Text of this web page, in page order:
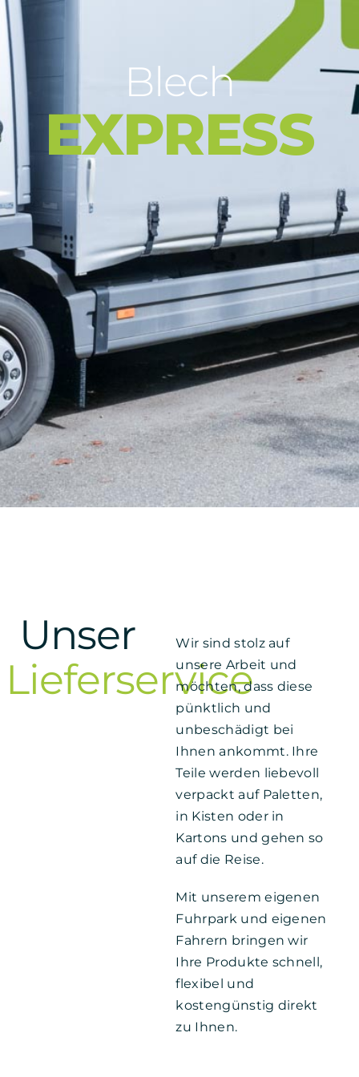
Blech
EXPRESS
Unser
Lieferservice
Wir sind stolz auf
unsere Arbeit und
möchten, dass diese
pünktlich und
unbeschädigt bei
Ihnen ankommt. Ihre
Teile werden liebevoll
verpackt auf Paletten,
in Kisten oder in
Kartons und gehen so
auf die Reise.
Mit unserem eigenen
Fuhrpark und eigenen
Fahrern bringen wir
Ihre Produkte schnell,
flexibel und
kostengünstig direkt
zu Ihnen.